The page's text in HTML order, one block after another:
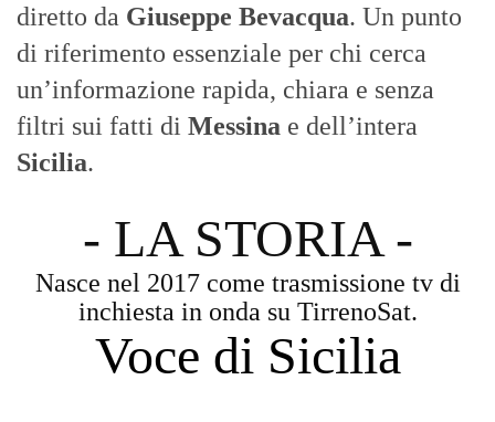
diretto da Giuseppe Bevacqua. Un punto
di riferimento essenziale per chi cerca
un’informazione rapida, chiara e senza
filtri sui fatti di Messina e dell’intera
Sicilia.
- LA STORIA -
Nasce nel 2017 come trasmissione tv di
inchiesta in onda su TirrenoSat.
Voce di Sicilia